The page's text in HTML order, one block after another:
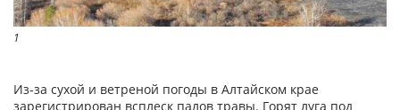
1
Из-за сухой и ветреной погоды в Алтайском крае
зарегистрирован всплеск палов травы. Горят луга под